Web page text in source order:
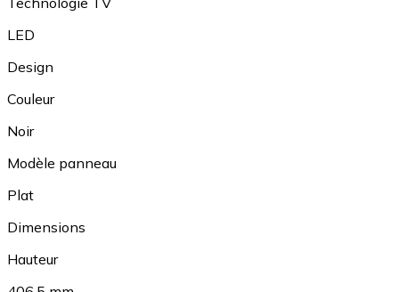
LED
Design
Couleur
Noir
Modèle panneau
Plat
Dimensions
Hauteur